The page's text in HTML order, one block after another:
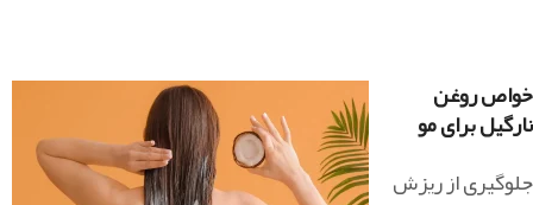
خواص روغن
نارگیل برای مو
جلوگیری از ریزش